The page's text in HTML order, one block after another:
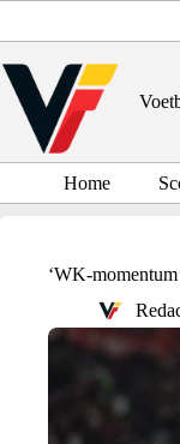
inhoud
Home
‘WK-